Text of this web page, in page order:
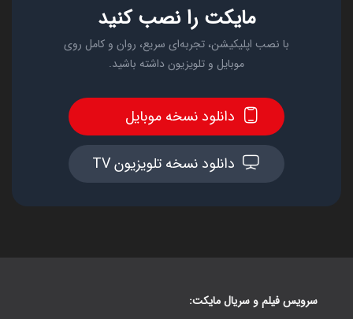
مایکت را نصب کنید
با نصب اپلیکیشن، تجربه‌ای سریع، روان و کامل روی
موبایل و تلویزیون داشته باشید.
دانلود نسخه موبایل
دانلود نسخه تلویزیون TV
سرویس فیلم و سریال مایکت: